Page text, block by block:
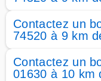
Contactez un
74520 à 9 km
Contactez un
01630 à 10 km